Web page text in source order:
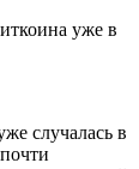
случалась в